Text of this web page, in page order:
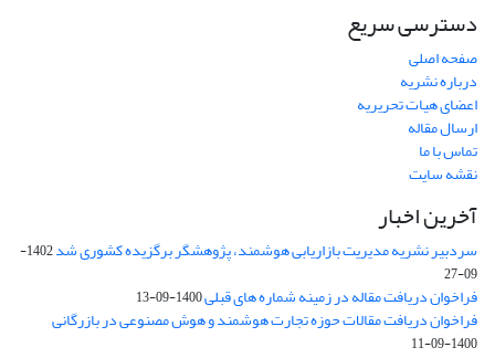
دسترسی سریع
صفحه اصلی
درباره نشریه
اعضای هیات تحریریه
ارسال مقاله
تماس با ما
نقشه سایت
آخرین اخبار
سردبیر نشریه مدیریت بازاریابی هوشمند، پژوهشگر برگزیده کشوری شد
1402-
09-27
فراخوان دریافت مقاله در زمینه شماره های قبلی1400-09-13
فراخوان دریافت مقالات حوزه تجارت هوشمند و هوش مصنوعی در بازرگانی
1400-09-11